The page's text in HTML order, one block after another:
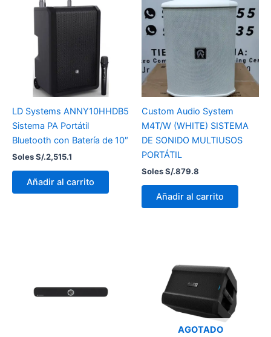
LD Systems ANNY10HHDB5
Sistema PA Portátil
Bluetooth con Batería de 10″
Soles S/.2,515.1
Añadir al carrito
Custom Audio System
M4T/W (WHITE) SISTEMA
DE SONIDO MULTIUSOS
PORTÁTIL
Soles S/.879.8
Añadir al carrito
AGOTADO